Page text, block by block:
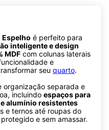
Espelho é perfeito para
inteligente e design
MDF com colunas laterais
e
seu quarto.
organização separada e
incluindo espaços para
alumínio resistentes
e ternos até roupas do
e sem amassar.